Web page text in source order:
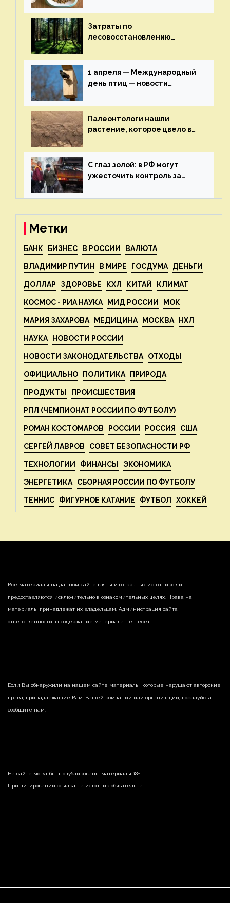
здоровье — новости
экологии на ECOportal
Затраты по
лесовосстановлению
строительства — новости
экологии на ECOportal
1 апреля — Международный
день птиц — новости
Палеонтологи нашли
растение, которое цвело в
экологии на ECOportal
С глаз золой: в РФ могут
ужесточить контроль за
— новости экологии на
Метки
БАНК БИЗНЕС В РОССИИ ВАЛЮТА
ВЛАДИМИР ПУТИН В МИРЕ ГОСДУМА ДЕНЬГИ
ДОЛЛАР ЗДОРОВЬЕ КХЛ КИТАЙ КЛИМАТ
КОСМОС - РИА НАУКА МИД РОССИИ МОК
МАРИЯ ЗАХАРОВА МЕДИЦИНА МОСКВА НХЛ
НАУКА НОВОСТИ РОССИИ
НОВОСТИ ЗАКОНОДАТЕЛЬСТВА ОТХОДЫ
ОФИЦИАЛЬНО ПОЛИТИКА ПРИРОДА
ПРОДУКТЫ ПРОИСШЕСТВИЯ
РПЛ (ЧЕМПИОНАТ РОССИИ ПО ФУТБОЛУ)
РОМАН КОСТОМАРОВ РОССИИ РОССИЯ США
СЕРГЕЙ ЛАВРОВ СОВЕТ БЕЗОПАСНОСТИ РФ
ТЕХНОЛОГИИ ФИНАНСЫ ЭКОНОМИКА
ЭНЕРГЕТИКА СБОРНАЯ РОССИИ ПО ФУТБОЛУ
ТЕННИС ФИГУРНОЕ КАТАНИЕ ФУТБОЛ ХОККЕЙ
Все материалы на данном сайте взяты из открытых источников и
предоставляются исключительно в ознакомительных целях. Права на
материалы принадлежат их владельцам. Администрация сайта
ответственности за содержание материала не несет.
Если Вы обнаружили на нашем сайте материалы, которые нарушают авторские
права, принадлежащие Вам, Вашей компании или организации, пожалуйста,
сообщите нам.
На сайте могут быть опубликованы материалы 18+!
При цитировании ссылка на источник обязательна.